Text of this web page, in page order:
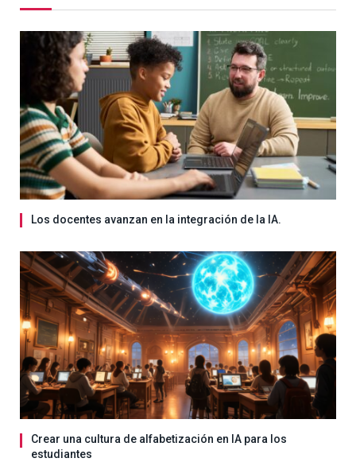
Los docentes avanzan en la integración de la IA.
Crear una cultura de alfabetización en IA para los
estudiantes